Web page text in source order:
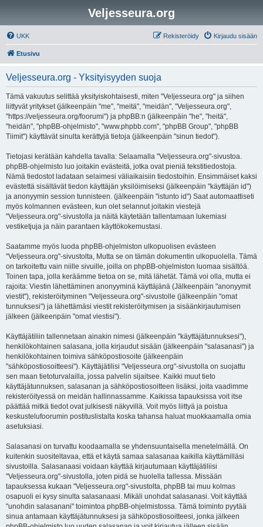
Veljesseura.org
UKK Kirjaudu sisään
Rekisteröidy
Etusivu
Veljesseura.org - Yksityisyyden suoja
Tämä vakuutus selittää yksityiskohtaisesti, miten "Veljesseura.org" ja siihen
liittyvät yritykset (jälkeenpäin "me", "meitä", "meidän", "Veljesseura.org",
"https://veljesseura.org/foorumi") ja phpBB:n (jälkeenpäin "he", "heitä",
"heidän", "phpBB-ohjelmisto", "www.phpbb.com", "phpBB Group", "phpBB
Tiimit") käyttävät sinulta kerättyjä tietoja (jälkeenpäin "sinun tiedot").
Tietojasi kerätään kahdella tavalla: Selaamalla "Veljesseura.org"-sivustoa.
phpBB-ohjelmisto luo joitakin evästeitä, jotka ovat pieniä tekstitiedostoja.
Nämä tiedostot ladataan selaimesi väliaikaisiin tiedostoihin. Ensimmäiset kaksi
evästettä sisältävät tiedon käyttäjän yksilöimiseksi (jälkeenpäin "käyttäjän id")
ja anonyymin session tunnisteen. (jälkeenpäin "istunto id") Saat automaattiseti
myös kolmannen evästeen, kun olet selannut joitakin viestejä
"Veljesseura.org"-sivustolla ja näitä käytetään tallentamaan lukemiasi
vestiketjuja ja näin parantaen käyttökokemustasi.
Saatamme myös luoda phpBB-ohjelmiston ulkopuolisen evästeen
"Veljesseura.org"-sivustolta, Mutta se on tämän dokumentin ulkopuolella. Tämä
on tarkoitettu vain niille sivuille, joilla on phpBB-ohjelmiston luomaa sisältöä.
Toinen tapa, jolla keräämme tietoa on se, mitä lähetät. Tämä voi olla, mutta ei
rajoita: Viestin lähettäminen anonyyminä käyttäjänä (Jälkeenpäin "anonyymit
viestit"), rekisteröityminen "Veljesseura.org"-sivustolle (jälkeenpäin "omat
tunnuksesi") ja lähettämäsi viestit rekisteröitymisen ja sisäänkirjautumisen
jälkeen (jälkeenpäin "omat viestisi").
Käyttäjätiliin tallennetaan ainakin nimesi (jälkeenpäin "käyttäjätunnuksesi"),
henkilökohtainen salasana, jolla kirjaudut sisään (jälkeenpäin "salasanasi") ja
henkilökohtainen toimiva sähköpostiosoite (jälkeenpäin
"sähköpostiosoitteesi"). Käyttäjätilisi "Veljesseura.org"-sivustolla on suojattu
sen maan tietoturvalailla, jossa palvelin sijaitsee. Kaikki muut tieto
käyttäjätunnuksen, salasanan ja sähköpostiosoitteen lisäksi, joita vaadimme
rekisteröityessä on meidän hallinnassamme. Kaikissa tapauksissa voit itse
päättää mitkä tiedot ovat julkisesti näkyvillä. Voit myös liittyä ja poistua
keskustelufoorumin postituslistalta koska tahansa haluat muokkaamalla omia
asetuksiasi.
Salasanasi on turvattu koodaamalla se yhdensuuntaisella menetelmällä. On
kuitenkin suositeltavaa, että et käytä samaa salasanaa kaikilla käyttämilläsi
sivustoilla. Salasanaasi voidaan käyttää kirjautumaan käyttäjätiliisi
"Veljesseura.org"-sivustolla, joten pidä se huolella tallessa. Missään
tapauksessa kukaan "Veljesseura.org"-sivustolta, phpBB tai muu kolmas
osapuoli ei kysy sinulta salasanaasi. Mikäli unohdat salasanasi. Voit käyttää
"unohdin salasanani" toimintoa phpBB-ohjelmistossa. Tämä toiminto pyytää
sinua antamaan käyttäjätunnuksesi ja sähköpostiosoitteesi, jonka jälkeen